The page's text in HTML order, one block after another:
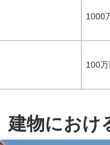
1000
100万
建物におけ